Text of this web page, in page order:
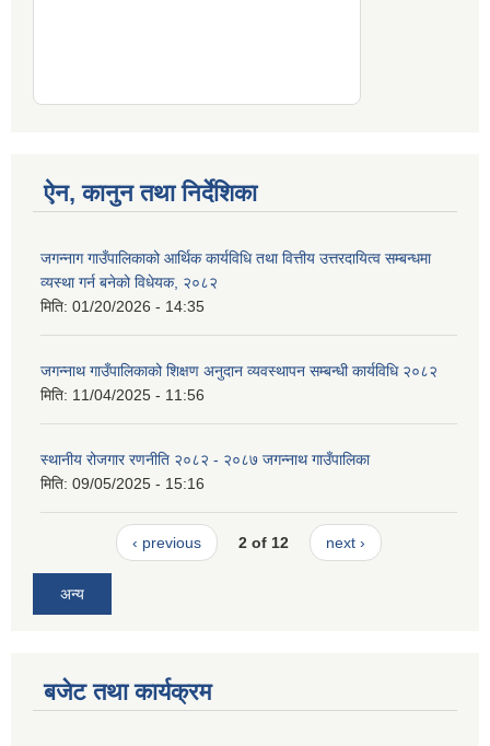
ऐन, कानुन तथा निर्देशिका
जगन्नाग गाउँपालिकाको आर्थिक कार्यविधि तथा वित्तीय उत्तरदायित्व सम्बन्धमा
व्यस्था गर्न बनेको विधेयक, २०८२
मिति: 01/20/2026 - 14:35
जगन्नाथ गाउँपालिकाको शिक्षण अनुदान व्यवस्थापन सम्बन्धी कार्यविधि २०८२
मिति: 11/04/2025 - 11:56
स्थानीय रोजगार रणनीति २०८२ - २०८७ जगन्नाथ गाउँपालिका
मिति: 09/05/2025 - 15:16
‹ previous 2 of 12 next ›
अन्य
बजेट तथा कार्यक्रम